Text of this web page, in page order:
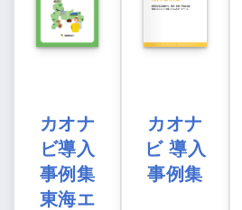
カオナ
ビ導入
事例集
東海エ
カオナ
ビ 導入
事例集